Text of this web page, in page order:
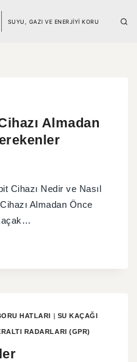
SUYU, GAZI VE ENERJİYİ KORU
Almadan
Cihazı Nedir ve Nasıl
Almadan Önce
HATLARI | SU KAÇAĞI
RADARLARI (GPR)